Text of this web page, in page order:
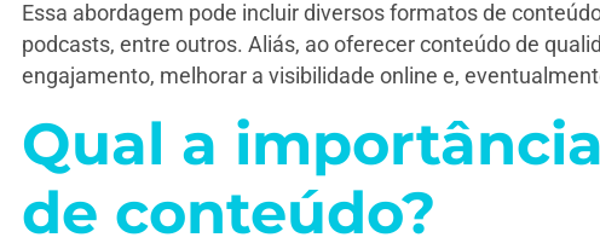
Essa abordagem pode incluir diversos formatos de
podcasts, entre outros. Aliás, ao oferecer conteúdo de
engajamento, melhorar a visibilidade online e,
Qual a
de conteúdo?